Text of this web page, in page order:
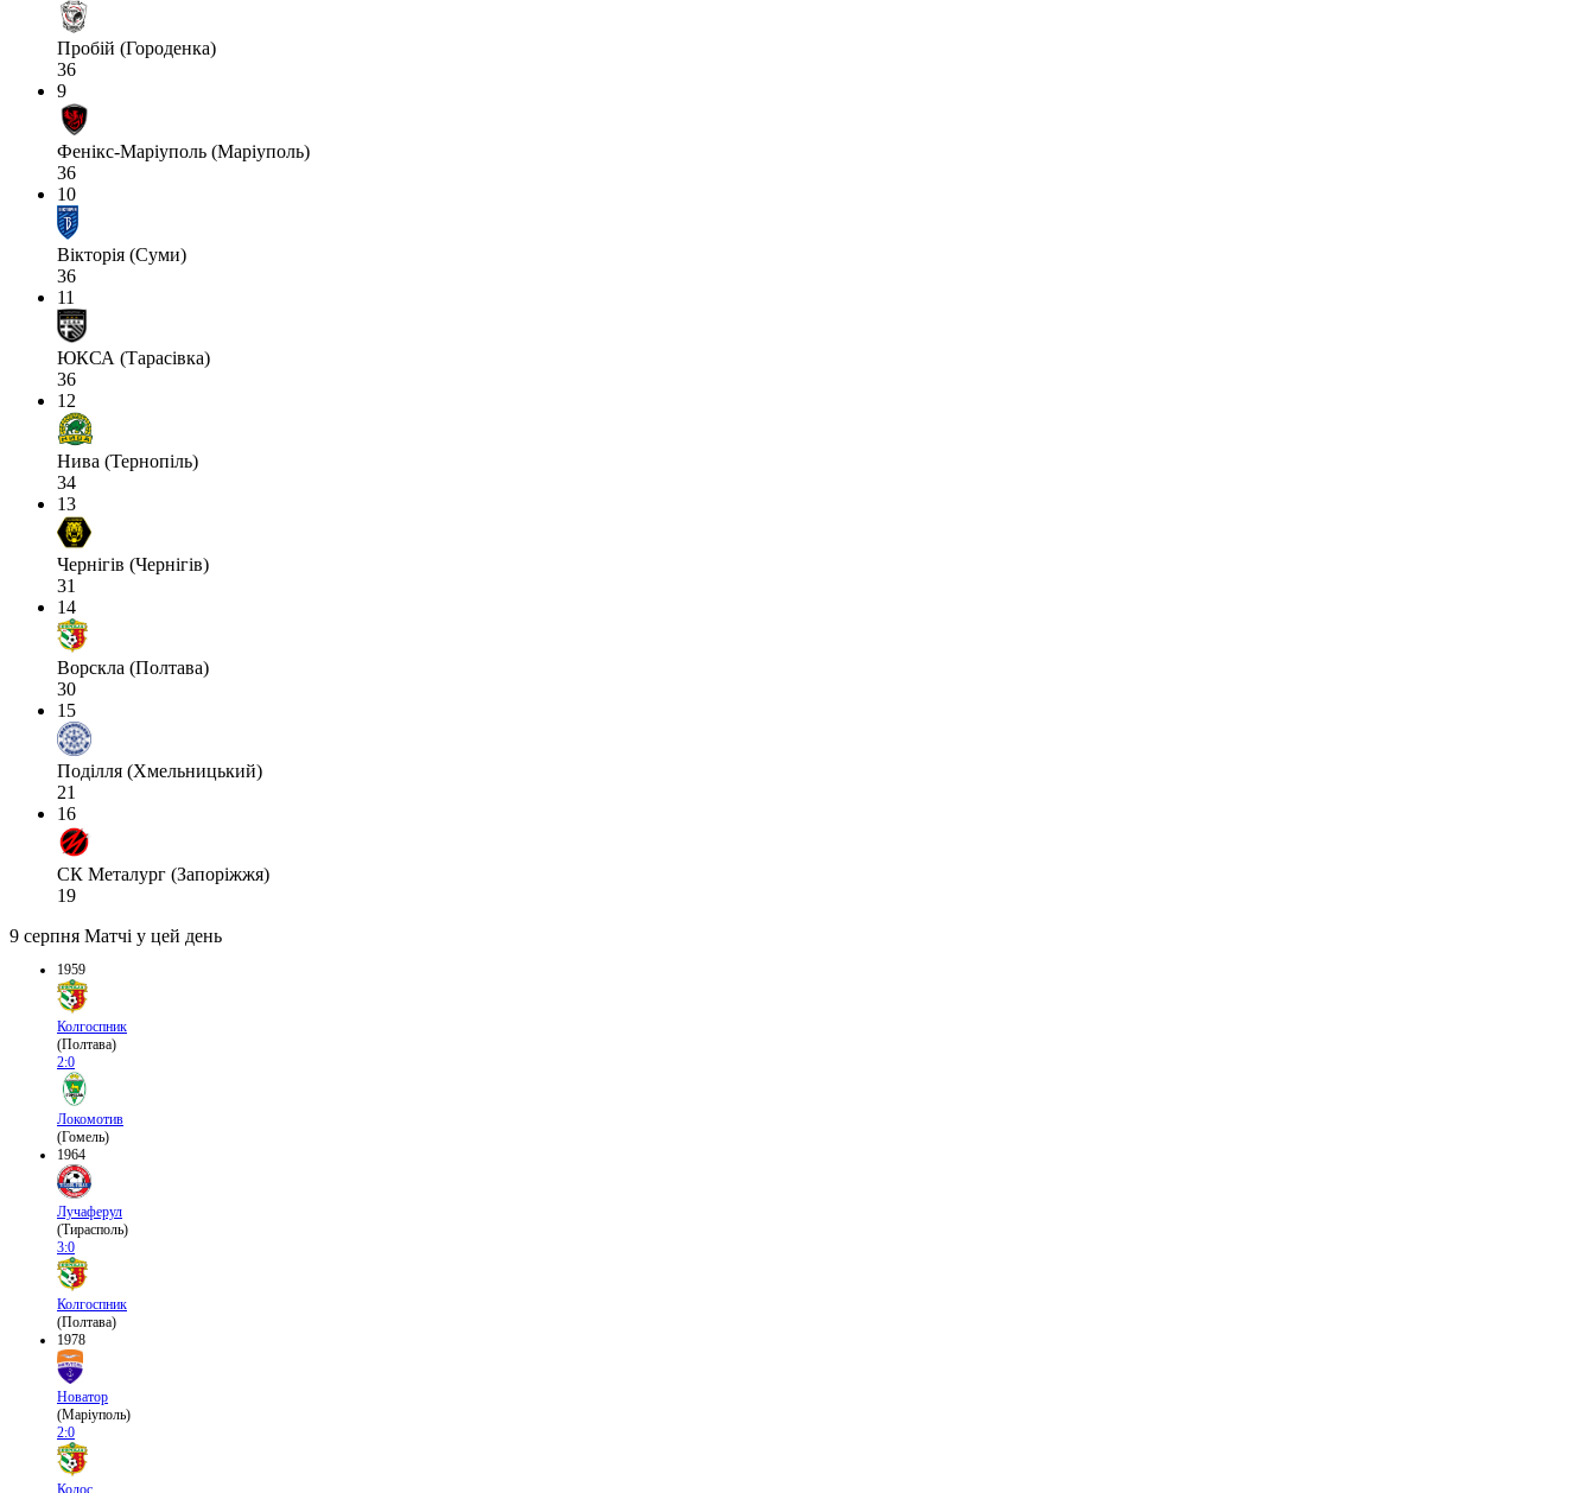
Пробій (Городенка)
36
9
Фенікс-Маріуполь (Маріуполь)
36
10
Вікторія (Суми)
36
11
ЮКСА (Тарасівка)
36
12
Нива (Тернопіль)
34
13
Чернігів (Чернігів)
31
14
Ворскла (Полтава)
30
15
Поділля (Хмельницький)
21
16
СК Металург (Запоріжжя)
19
9 серпня Матчі у цей день
1959
Колгоспник
(Полтава)
2:0
Локомотив
(Гомель)
1964
Лучаферул
(Тирасполь)
3:0
Колгоспник
(Полтава)
1978
Новатор
(Маріуполь)
2:0